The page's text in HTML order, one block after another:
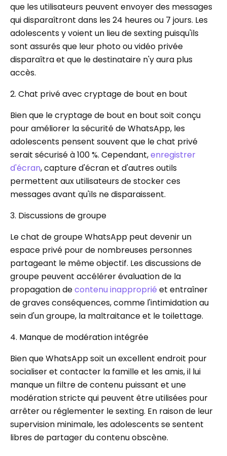
que les utilisateurs peuvent envoyer des messages
qui disparaîtront dans les 24 heures ou 7 jours. Les
adolescents y voient un lieu de sexting puisqu'ils
sont assurés que leur photo ou vidéo privée
disparaîtra et que le destinataire n'y aura plus
accès.
2. Chat privé avec cryptage de bout en bout
Bien que le cryptage de bout en bout soit conçu
pour améliorer la sécurité de WhatsApp, les
adolescents pensent souvent que le chat privé
serait sécurisé à 100 %. Cependant,enregistrer
d'écran, capture d'écran et d'autres outils
permettent aux utilisateurs de stocker ces
messages avant qu'ils ne disparaissent.
3. Discussions de groupe
Le chat de groupe WhatsApp peut devenir un
espace privé pour de nombreuses personnes
partageant le même objectif. Les discussions de
groupe peuvent accélérer évaluation de la
propagation decontenu inapproprié et entraîner
de graves conséquences, comme l'intimidation au
sein d'un groupe, la maltraitance et le toilettage.
4. Manque de modération intégrée
Bien que WhatsApp soit un excellent endroit pour
socialiser et contacter la famille et les amis, il lui
manque un filtre de contenu puissant et une
modération stricte qui peuvent être utilisées pour
arrêter ou réglementer le sexting. En raison de leur
supervision minimale, les adolescents se sentent
libres de partager du contenu obscène.